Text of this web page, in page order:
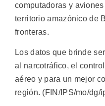
computadoras y
territorio amazónico de
fronteras.
Los datos que brinde
al narcotráfico, el
aéreo y para un mejor
región. (FIN/IPS/mo/dg/